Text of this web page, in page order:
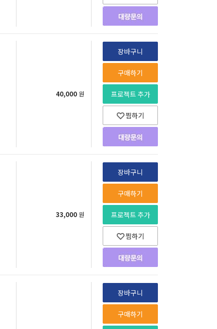
40,000 원
장바구니
구매하기
프로젝트 추가
찜하기
33,000 원
장바구니
구매하기
프로젝트 추가
찜하기
장바구니
구매하기